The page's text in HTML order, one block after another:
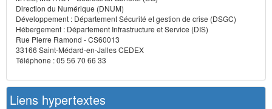
Direction du Numérique (DNUM)
Développement : Département Sécurité et gestion de crise (DSGC)
Hébergement : Département Infrastructure et Service (DIS)
Rue Pierre Ramond - CS60013
33166 Saint-Médard-en-Jalles CEDEX
Téléphone : 05 56 70 66 33
Liens hypertextes